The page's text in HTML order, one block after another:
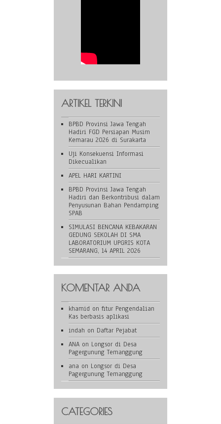
ARTIKEL TERKINI
BPBD Provinsi Jawa Tengah
Hadiri FGD Persiapan Musim
Kemarau 2026 di Surakarta
Uji Konsekuensi Informasi
Dikecualikan
APEL HARI KARTINI
BPBD Provinsi Jawa Tengah
Hadiri dan Berkontribusi dalam
Penyusunan Bahan Pendamping
SPAB
SIMULASI BENCANA KEBAKARAN
GEDUNG SEKOLAH DI SMA
LABORATORIUM UPGRIS KOTA
SEMARANG, 14 APRIL 2026
KOMENTAR ANDA
khamid on fitur Pengendalian
Kas berbasis aplikasi
indah on Daftar Pejabat
ANA on Longsor di Desa
Pagergunung Temanggung
ana on Longsor di Desa
Pagergunung Temanggung
CATEGORIES